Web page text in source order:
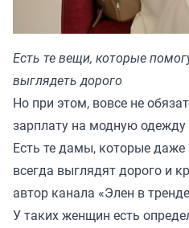
Есть те вещи, которые
выглядеть дорого
Но при этом, вовсе не
зарплату на модную одежду
Есть те дамы, которые
всегда выглядят дорого и
автор канала «Элен в тренде
У таких женщин есть